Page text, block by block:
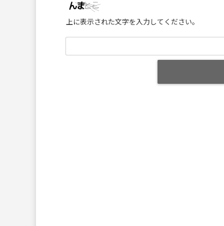
上に表示された文字を入力してください。